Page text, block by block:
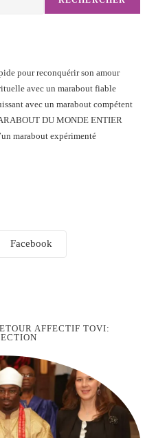
pour reconquérir son amour
avec un marabout fiable
avec un marabout compétent
DU MONDE ENTIER
marabout expérimenté
Facebook
AFFECTIF TOVI: